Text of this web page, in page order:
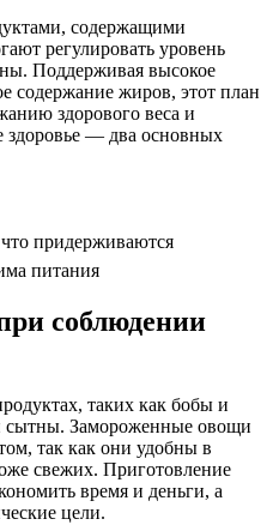
содержащими
регулировать уровень
Поддерживая высокое
содержание жиров, этот план
здорового веса и
здоровье — два основных
придерживаются
питания
соблюдении
таких как бобы и
сытны. Замороженные овощи
так как они удобны в
свежих. Приготовление
время и деньги, а
цели.